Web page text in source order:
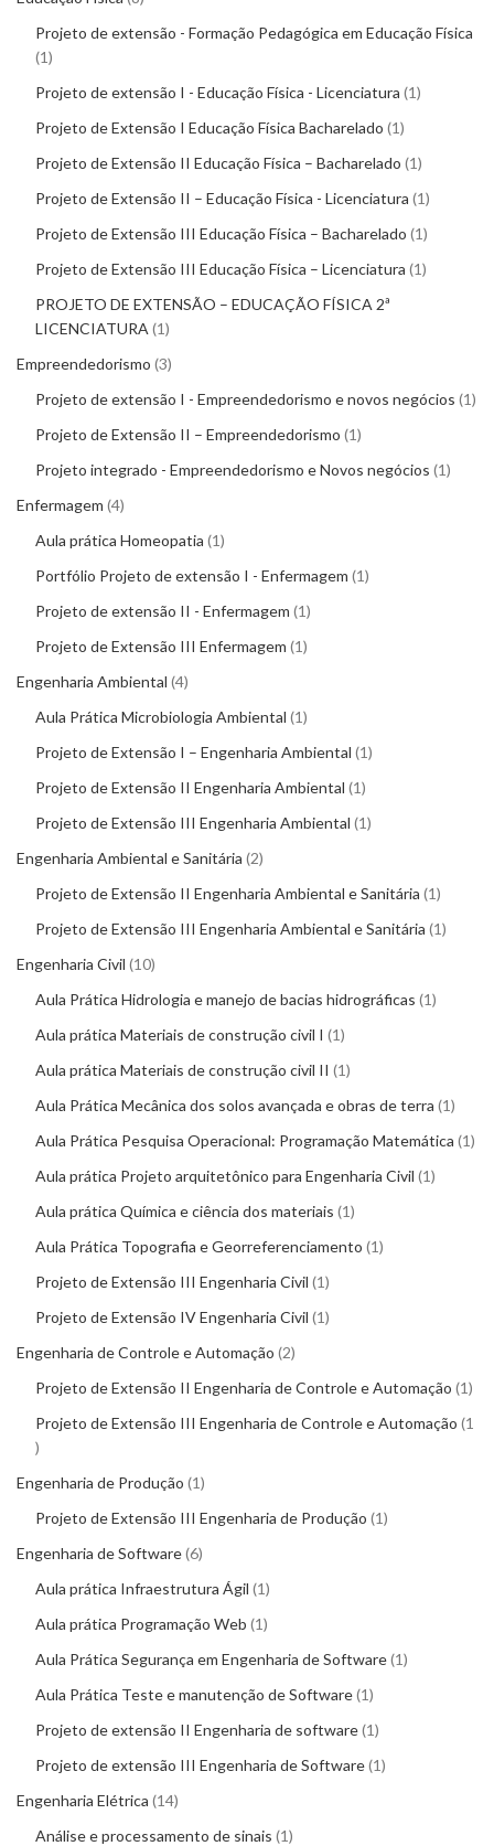
Projeto de extensão - Formação Pedagógica em Educação Física
1
Projeto de extensão I - Educação Física - Licenciatura 1
Projeto de Extensão I Educação Física Bacharelado 1
Projeto de Extensão II Educação Física – Bacharelado 1
Projeto de Extensão II – Educação Física - Licenciatura 1
Projeto de Extensão III Educação Física – Bacharelado 1
Projeto de Extensão III Educação Física – Licenciatura 1
PROJETO DE EXTENSÃO – EDUCAÇÃO FÍSICA 2ª
LICENCIATURA 1
Empreendedorismo 3
Projeto de extensão I - Empreendedorismo e novos negócios 1
Projeto de Extensão II – Empreendedorismo 1
Projeto integrado - Empreendedorismo e Novos negócios 1
Enfermagem 4
Aula prática Homeopatia 1
Portfólio Projeto de extensão I - Enfermagem 1
Projeto de extensão II - Enfermagem 1
Projeto de Extensão III Enfermagem 1
Engenharia Ambiental 4
Aula Prática Microbiologia Ambiental 1
Projeto de Extensão I – Engenharia Ambiental 1
Projeto de Extensão II Engenharia Ambiental 1
Projeto de Extensão III Engenharia Ambiental 1
Engenharia Ambiental e Sanitária 2
Projeto de Extensão II Engenharia Ambiental e Sanitária 1
Projeto de Extensão III Engenharia Ambiental e Sanitária 1
Engenharia Civil 10
Aula Prática Hidrologia e manejo de bacias hidrográficas 1
Aula prática Materiais de construção civil I 1
Aula prática Materiais de construção civil II 1
Aula Prática Mecânica dos solos avançada e obras de terra 1
Aula Prática Pesquisa Operacional: Programação Matemática 1
Aula prática Projeto arquitetônico para Engenharia Civil 1
Aula prática Química e ciência dos materiais 1
Aula Prática Topografia e Georreferenciamento 1
Projeto de Extensão III Engenharia Civil 1
Projeto de Extensão IV Engenharia Civil 1
Engenharia de Controle e Automação 2
Projeto de Extensão II Engenharia de Controle e Automação 1
Projeto de Extensão III Engenharia de Controle e Automação 1
Engenharia de Produção 1
Projeto de Extensão III Engenharia de Produção 1
Engenharia de Software 6
Aula prática Infraestrutura Ágil 1
Aula prática Programação Web 1
Aula Prática Segurança em Engenharia de Software 1
Aula Prática Teste e manutenção de Software 1
Projeto de extensão II Engenharia de software 1
Projeto de extensão III Engenharia de Software 1
Engenharia Elétrica 14
Análise e processamento de sinais 1